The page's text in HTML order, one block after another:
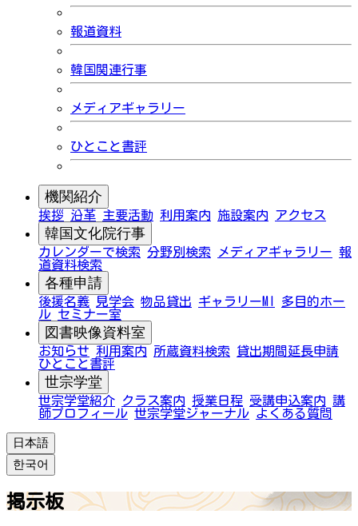
報道資料
韓国関連行事
メディアギャラリー
ひとこと書評
機関紹介
挨拶 沿革 主要活動 利用案内 施設案内 アクセス
韓国文化院行事
カレンダーで検索 分野別検索 メディアギャラリー 報
道資料検索
各種申請
後援名義 見学会 物品貸出 ギャラリーMI
多目的ホー
ル セミナー室
図書映像資料室
お知らせ 利用案内 所蔵資料検索
貸出期間延長申請
ひとこと書評
世宗学堂
世宗学堂紹介 クラス案内 授業日程 受講申込案内 講
師プロフィール 世宗学堂ジャーナル よくある質問
日本語
한국어
掲示板